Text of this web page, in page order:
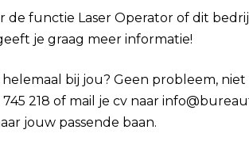
de functie Laser Operator of dit
je graag meer informatie!
bij jou? Geen probleem,
745 218 of mail je cv naar
jouw passende baan.